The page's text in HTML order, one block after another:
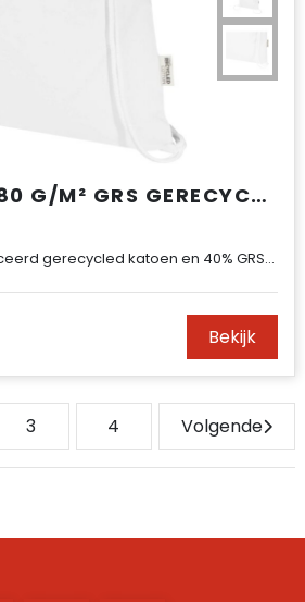
PERU BLEND 180 G/M² GRS GERECYCLEERDE KATOENEN TREKKOORDTAS 5L
katoen en 40% GRS-gecertificeerd gerecycled polyester, 180 g/m2
Bekijk
3 4 Volgende